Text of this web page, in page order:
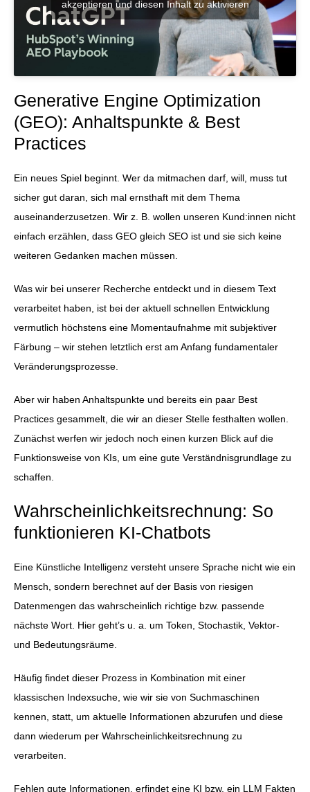
akzeptieren und diesen Inhalt zu aktivieren
Generative Engine Optimization
(GEO): Anhaltspunkte & Best
Practices
Ein neues Spiel beginnt. Wer da mitmachen darf, will, muss tut
sicher gut daran, sich mal ernsthaft mit dem Thema
auseinanderzusetzen. Wir z. B. wollen unseren Kund:innen nicht
einfach erzählen, dass GEO gleich SEO ist und sie sich keine
weiteren Gedanken machen müssen.
Was wir bei unserer Recherche entdeckt und in diesem Text
verarbeitet haben, ist bei der aktuell schnellen Entwicklung
vermutlich höchstens eine Momentaufnahme mit subjektiver
Färbung – wir stehen letztlich erst am Anfang fundamentaler
Veränderungsprozesse.
Aber wir haben Anhaltspunkte und bereits ein paar Best
Practices gesammelt, die wir an dieser Stelle festhalten wollen.
Zunächst werfen wir jedoch noch einen kurzen Blick auf die
Funktionsweise von KIs, um eine gute Verständnisgrundlage zu
schaffen.
Wahrscheinlichkeitsrechnung: So
funktionieren KI-Chatbots
Eine Künstliche Intelligenz versteht unsere Sprache nicht wie ein
Mensch, sondern berechnet auf der Basis von riesigen
Datenmengen das wahrscheinlich richtige bzw. passende
nächste Wort. Hier geht’s u. a. um Token, Stochastik, Vektor-
und Bedeutungsräume.
Häufig findet dieser Prozess in Kombination mit einer
klassischen Indexsuche, wie wir sie von Suchmaschinen
kennen, statt, um aktuelle Informationen abzurufen und diese
dann wiederum per Wahrscheinlichkeitsrechnung zu
verarbeiten.
Fehlen gute Informationen, erfindet eine KI bzw. ein LLM Fakten